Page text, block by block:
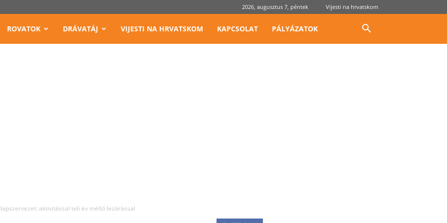
2026, augusztus 7, péntek Vijesti na hrvatskom
ROVATOK DRÁVATÁJ VIJESTI NA HRVATSKOM KAPCSOLAT PÁLYÁZATOK
aktivitással teli év méltó lezárással